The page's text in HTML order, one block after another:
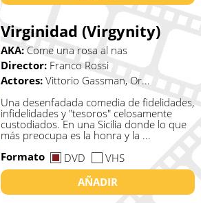
Virginidad (Virgynity)
AKA: Come una rosa al nas
Director: Franco Rossi
Actores: Vittorio Gassman, Or...
Una desenfadada comedia de fidelidades,
infidelidades y "tesoros" celosamente
custodiados. En una Sicilia donde lo que
más preocupa es la honra y la ...
Formato
DVD
VHS
AÑADIR